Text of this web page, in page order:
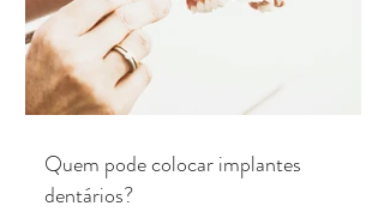
Quem pode colocar implantes
dentários?